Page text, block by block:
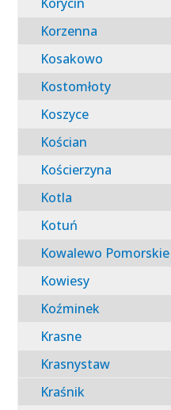
Korzenna
Kosakowo
Kostomłoty
Koszyce
Kościan
Kościerzyna
Kotla
Kotuń
Kowalewo Pomorskie
Kowiesy
Koźminek
Krasne
Krasnystaw
Kraśnik